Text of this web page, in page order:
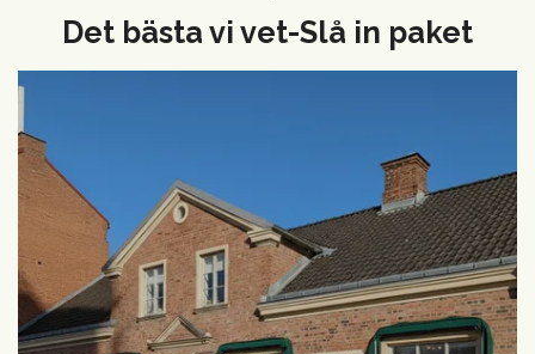
Det bästa vi vet-Slå in paket